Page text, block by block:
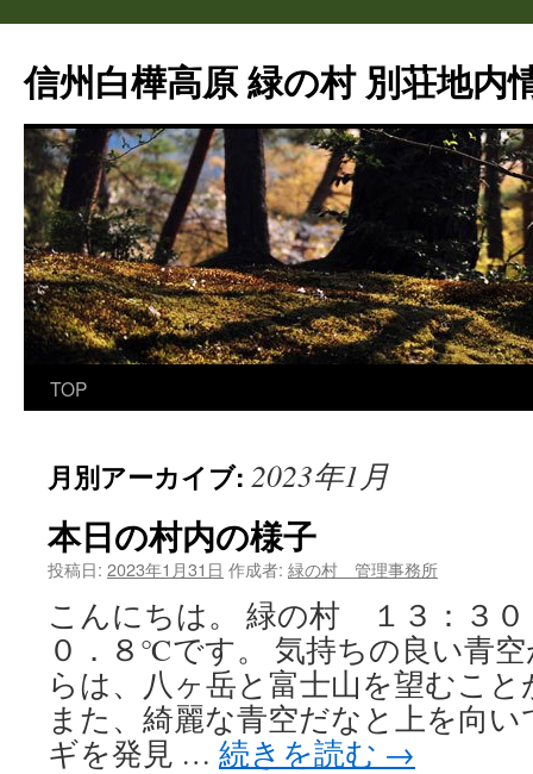
信州白樺高原 緑の村 別荘地内
コ
ン
ツ
ッ
TOP
月別アーカイブ: 2023年1月
本日の村内の様子
投稿日: 2023年1月31日 作成者: 緑の村 管理事務所
こんにちは。 緑の村 １３：
０．８℃です。 気持ちの良い青
らは、八ヶ岳と富士山を望む
また、綺麗な青空だなと上を向
ギを発見 … 続きを読む →